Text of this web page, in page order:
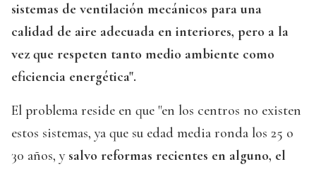
sistemas de ventilación mecánicos para una
calidad de aire adecuada en interiores, pero a la
vez que respeten tanto medio ambiente como
eficiencia energética".
El problema reside en que "en los centros no existen
estos sistemas, ya que su edad media ronda los 25 o
30 años, ysalvo reformas recientes en alguno, el